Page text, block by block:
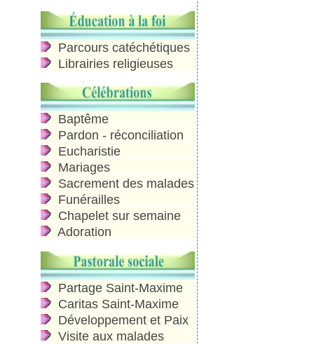
Parcours catéchétiques
Librairies religieuses
Baptême
Pardon - réconciliation
Eucharistie
Mariages
Sacrement des malades
Funérailles
Chapelet sur semaine
Adoration
Partage Saint-Maxime
Caritas Saint-Maxime
Développement et Paix
Visite aux malades